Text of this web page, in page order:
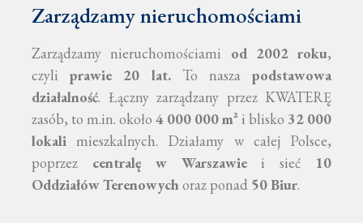
Zarządzamy nieruchomościami
Zarządzamy nieruchomościami od 2002 roku,
czyliprawie 20 lat.To naszapodstawowa
działalność. Łączny zarządzany przez KWATERĘ
zasób, to m.in. około 4 000 000 m²i blisko 32 000
lokali mieszkalnych. Działamy w całej Polsce,
poprzez centralę w Warszawiei sieć 10
Oddziałów Terenowychoraz ponad 50 Biur.